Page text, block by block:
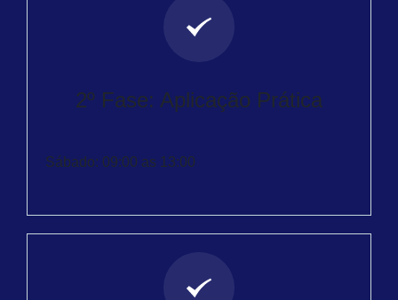
2º Fase: Aplicação Prática
Sábado: 09:00 as 13:00